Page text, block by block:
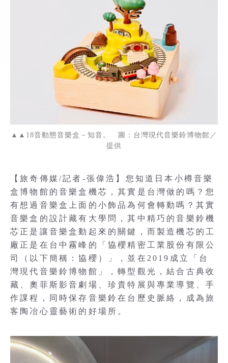
▲▲18音動態音樂盒－知音。 圖：台灣現代音樂鈴博物館／
提供
【旅奇傳媒/記者-張偉浩】您知道日本小樽音樂
盒博物館的音樂盒機芯，其實是台灣做的嗎？您
有想過音樂盒上面的小飾品為何會轉動嗎？其實
音樂盒的設計藏有大學問，其中精巧的音樂鈴機
芯正是讓音樂盒動起來的關鍵，而製造機芯的工
廠正是在台中霧峰的「協櫻精密工業股份有限公
司（以下簡稱：協櫻）」，並在2019成立「台
灣現代音樂鈴博物館」，轉型觀光，結合古典收
藏、奧菲斯影音劇場、珍貴特展與專業導覽、手
作課程，同時保存音樂鈴在台歷史脈絡，成為旅
客陶冶心靈藝術的好場所。